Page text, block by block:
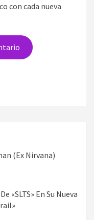
con cada nueva
(ex Nirvana)
«SLTS» En Su Nueva